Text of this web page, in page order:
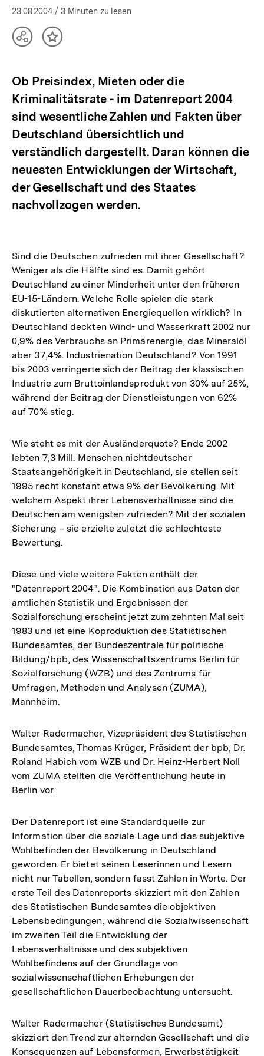
23.08.2004 / 3 Minuten zu lesen
TeilenInhalt
Ob Preisindex, Mieten oder die
Kriminalitätsrate - im Datenreport 2004
sind wesentliche Zahlen und Fakten über
Deutschland übersichtlich und
verständlich dargestellt. Daran können die
neuesten Entwicklungen der Wirtschaft,
der Gesellschaft und des Staates
nachvollzogen werden.
Sind die Deutschen zufrieden mit ihrer Gesellschaft?
Weniger als die Hälfte sind es. Damit gehört
Deutschland zu einer Minderheit unter den früheren
EU-15-Ländern. Welche Rolle spielen die stark
diskutierten alternativen Energiequellen wirklich? In
Deutschland deckten Wind- und Wasserkraft 2002 nur
0,9% des Verbrauchs an Primärenergie, das Mineralöl
aber 37,4%. Industrienation Deutschland? Von 1991
bis 2003 verringerte sich der Beitrag der klassischen
Industrie zum Bruttoinlandsprodukt von 30% auf 25%,
während der Beitrag der Dienstleistungen von 62%
auf 70% stieg.
Wie steht es mit der Ausländerquote? Ende 2002
lebten 7,3 Mill. Menschen nichtdeutscher
Staatsangehörigkeit in Deutschland, sie stellen seit
1995 recht konstant etwa 9% der Bevölkerung. Mit
welchem Aspekt ihrer Lebensverhältnisse sind die
Deutschen am wenigsten zufrieden? Mit der sozialen
Sicherung – sie erzielte zuletzt die schlechteste
Bewertung.
Diese und viele weitere Fakten enthält der
"Datenreport 2004". Die Kombination aus Daten der
amtlichen Statistik und Ergebnissen der
Sozialforschung erscheint jetzt zum zehnten Mal seit
1983 und ist eine Koproduktion des Statistischen
Bundesamtes, der Bundeszentrale für politische
Bildung/bpb, des Wissenschaftszentrums Berlin für
Sozialforschung (WZB) und des Zentrums für
Umfragen, Methoden und Analysen (ZUMA),
Mannheim.
Walter Radermacher, Vizepräsident des Statistischen
Bundesamtes, Thomas Krüger, Präsident der bpb, Dr.
Roland Habich vom WZB und Dr. Heinz-Herbert Noll
vom ZUMA stellten die Veröffentlichung heute in
Berlin vor.
Der Datenreport ist eine Standardquelle zur
Information über die soziale Lage und das subjektive
Wohlbefinden der Bevölkerung in Deutschland
geworden. Er bietet seinen Leserinnen und Lesern
nicht nur Tabellen, sondern fasst Zahlen in Worte. Der
erste Teil des Datenreports skizziert mit den Zahlen
des Statistischen Bundesamtes die objektiven
Lebensbedingungen, während die Sozialwissenschaft
im zweiten Teil die Entwicklung der
Lebensverhältnisse und des subjektiven
Wohlbefindens auf der Grundlage von
sozialwissenschaftlichen Erhebungen der
gesellschaftlichen Dauerbeobachtung untersucht.
Walter Radermacher (Statistisches Bundesamt)
skizziert den Trend zur alternden Gesellschaft und die
Konsequenzen auf Lebensformen, Erwerbstätigkeit